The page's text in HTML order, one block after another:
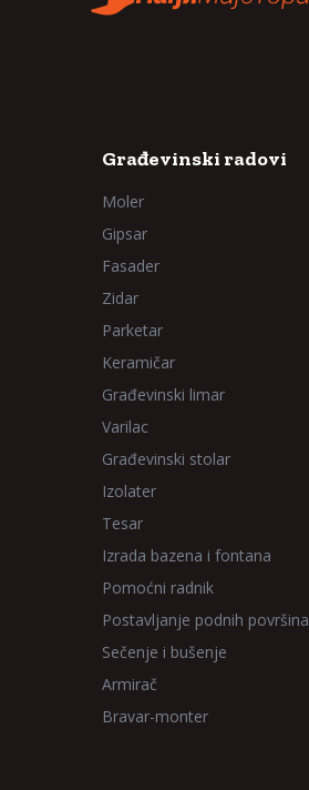
Građevinski radovi
Moler
Gipsar
Fasader
Zidar
Parketar
Keramičar
Građevinski limar
Varilac
Građevinski stolar
Izolater
Tesar
Izrada bazena i fontana
Pomoćni radnik
Postavljanje podnih površina
Sečenje i bušenje
Armirač
Bravar-monter